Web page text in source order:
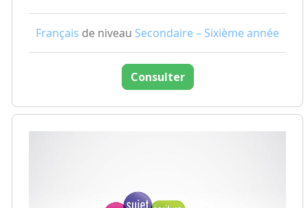
Français de niveau Secondaire – Sixième année
Consulter